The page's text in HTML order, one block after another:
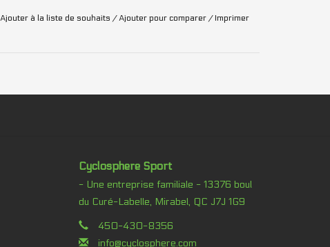
Ajouter à la liste de souhaits / Ajouter pour comparer / Imprimer
Cyclosphere Sport
- Une entreprise familiale - 13376 boul
du Curé-Labelle, Mirabel, QC J7J 1G9
450-430-8356
info@cyclosphere.com